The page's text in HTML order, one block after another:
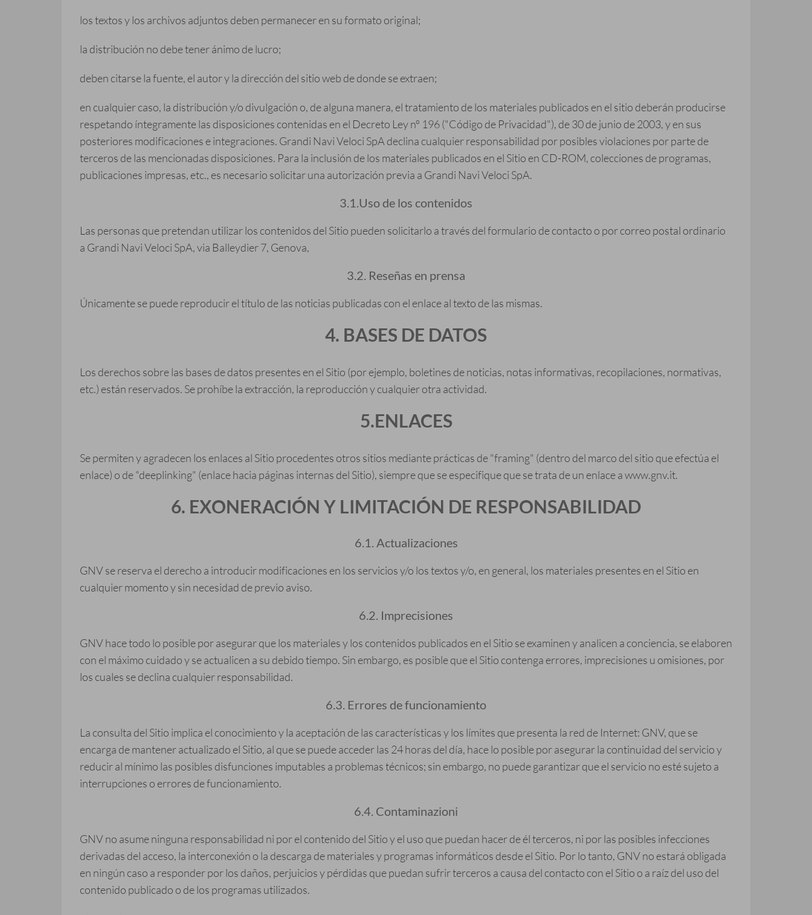
los textos y los archivos adjuntos deben permanecer en su formato original;
la distribución no debe tener ánimo de lucro;
deben citarse la fuente, el autor y la dirección del sitio web de donde se extraen;
en cualquier caso, la distribución y/o divulgación o, de alguna manera, el tratamiento de los materiales publicados en el sitio deberán producirse
respetando íntegramente las disposiciones contenidas en el Decreto Ley nº 196 ("Código de Privacidad"), de 30 de junio de 2003, y en sus
posteriores modificaciones e integraciones. Grandi Navi Veloci SpA declina cualquier responsabilidad por posibles violaciones por parte de
terceros de las mencionadas disposiciones. Para la inclusión de los materiales publicados en el Sitio en CD-ROM, colecciones de programas,
publicaciones impresas, etc., es necesario solicitar una autorización previa a Grandi Navi Veloci SpA.
3.1.Uso de los contenidos
Las personas que pretendan utilizar los contenidos del Sitio pueden solicitarlo a través del formulario de contacto o por correo postal ordinario
a Grandi Navi Veloci SpA, via Balleydier 7, Genova,
3.2. Reseñas en prensa
Únicamente se puede reproducir el título de las noticias publicadas con el enlace al texto de las mismas.
4. BASES DE DATOS
Los derechos sobre las bases de datos presentes en el Sitio (por ejemplo, boletines de noticias, notas informativas, recopilaciones, normativas,
etc.) están reservados. Se prohíbe la extracción, la reproducción y cualquier otra actividad.
5.ENLACES
Se permiten y agradecen los enlaces al Sitio procedentes otros sitios mediante prácticas de "framing" (dentro del marco del sitio que efectúa el
enlace) o de "deeplinking" (enlace hacia páginas internas del Sitio), siempre que se especifique que se trata de un enlace a www.gnv.it.
6. EXONERACIÓN Y LIMITACIÓN DE RESPONSABILIDAD
6.1. Actualizaciones
GNV se reserva el derecho a introducir modificaciones en los servicios y/o los textos y/o, en general, los materiales presentes en el Sitio en
cualquier momento y sin necesidad de previo aviso.
6.2. Imprecisiones
GNV hace todo lo posible por asegurar que los materiales y los contenidos publicados en el Sitio se examinen y analicen a conciencia, se elaboren
con el máximo cuidado y se actualicen a su debido tiempo. Sin embargo, es posible que el Sitio contenga errores, imprecisiones u omisiones, por
los cuales se declina cualquier responsabilidad.
6.3. Errores de funcionamiento
La consulta del Sitio implica el conocimiento y la aceptación de las características y los límites que presenta la red de Internet: GNV, que se
encarga de mantener actualizado el Sitio, al que se puede acceder las 24 horas del día, hace lo posible por asegurar la continuidad del servicio y
reducir al mínimo las posibles disfunciones imputables a problemas técnicos; sin embargo, no puede garantizar que el servicio no esté sujeto a
interrupciones o errores de funcionamiento.
6.4. Contaminazioni
GNV no asume ninguna responsabilidad ni por el contenido del Sitio y el uso que puedan hacer de él terceros, ni por las posibles infecciones
derivadas del acceso, la interconexión o la descarga de materiales y programas informáticos desde el Sitio. Por lo tanto, GNV no estará obligada
en ningún caso a responder por los daños, perjuicios y pérdidas que puedan sufrir terceros a causa del contacto con el Sitio o a raíz del uso del
contenido publicado o de los programas utilizados.